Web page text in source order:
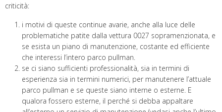
criticità:
i motivi di queste continue avarie, anche alla luce delle
problematiche patite dalla vettura 0027 sopramenzionata, e
se esista un piano di manutenzione, costante ed efficiente
che interessi l’intero parco pullman.
se ci siano sufficienti professionalità, sia in termini di
esperienza sia in termini numerici, per manutenere l’attuale
parco pullman e se queste siano interne o esterne. E
qualora fossero esterne, il perché si debba appaltare